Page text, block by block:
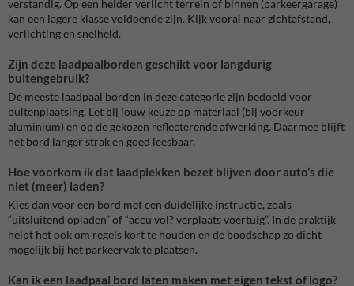
verstandig. Op een helder verlicht terrein of binnen (parkeergarage)
kan een lagere klasse voldoende zijn. Kijk vooral naar zichtafstand,
verlichting en snelheid.
Zijn deze laadpaalborden geschikt voor langdurig
buitengebruik?
De meeste laadpaal borden in deze categorie zijn bedoeld voor
buitenplaatsing. Let bij jouw keuze op materiaal (bij voorkeur
aluminium) en op de gekozen reflecterende afwerking. Daarmee blijft
het bord langer strak en goed leesbaar.
Hoe voorkom ik dat laadplekken bezet blijven door auto’s die
niet (meer) laden?
Kies dan voor een bord met een duidelijke instructie, zoals
“uitsluitend opladen” of “accu vol? verplaats voertuig”. In de praktijk
helpt het ook om regels kort te houden en de boodschap zo dicht
mogelijk bij het parkeervak te plaatsen.
Kan ik een laadpaal bord laten maken met eigen tekst of logo?